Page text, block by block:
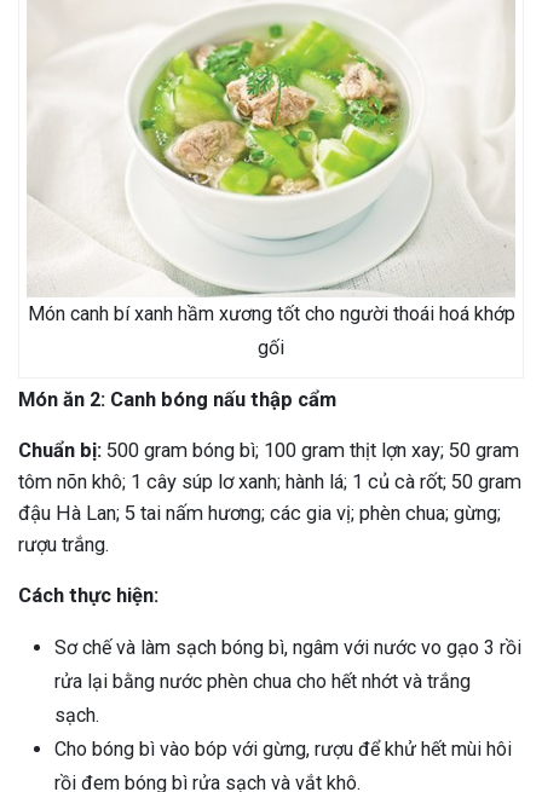
Món canh bí xanh hầm xương tốt cho người thoái hoá khớp
gối
Món ăn 2: Canh bóng nấu thập cẩm
Chuẩn bị: 500 gram bóng bì; 100 gram thịt lợn xay; 50 gram
tôm nõn khô; 1 cây súp lơ xanh; hành lá; 1 củ cà rốt; 50 gram
đậu Hà Lan; 5 tai nấm hương; các gia vị; phèn chua; gừng;
rượu trắng.
Cách thực hiện:
Sơ chế và làm sạch bóng bì, ngâm với nước vo gạo 3 rồi
rửa lại bằng nước phèn chua cho hết nhớt và trắng
sạch.
Cho bóng bì vào bóp với gừng, rượu để khử hết mùi hôi
rồi đem bóng bì rửa sạch và vắt khô.